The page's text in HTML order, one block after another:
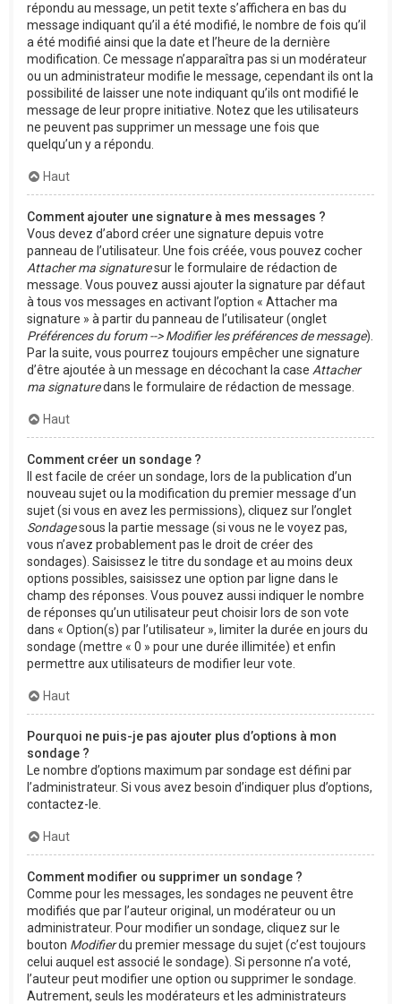
répondu au message, un petit texte s’affichera en bas du
message indiquant qu’il a été modifié, le nombre de fois qu’il
a été modifié ainsi que la date et l’heure de la dernière
modification. Ce message n’apparaîtra pas si un modérateur
ou un administrateur modifie le message, cependant ils ont la
possibilité de laisser une note indiquant qu’ils ont modifié le
message de leur propre initiative. Notez que les utilisateurs
ne peuvent pas supprimer un message une fois que
quelqu’un y a répondu.
Haut
Comment ajouter une signature à mes messages ?
Vous devez d’abord créer une signature depuis votre
panneau de l’utilisateur. Une fois créée, vous pouvez cocher
Attacher ma signaturesur le formulaire de rédaction de
message. Vous pouvez aussi ajouter la signature par défaut
à tous vos messages en activant l’option « Attacher ma
signature » à partir du panneau de l’utilisateur (onglet
Préférences du forum --> Modifier les préférences de message).
Par la suite, vous pourrez toujours empêcher une signature
d’être ajoutée à un message en décochant la case Attacher
ma signaturedans le formulaire de rédaction de message.
Haut
Comment créer un sondage ?
Il est facile de créer un sondage, lors de la publication d’un
nouveau sujet ou la modification du premier message d’un
sujet (si vous en avez les permissions), cliquez sur l’onglet
Sondagesous la partie message (si vous ne le voyez pas,
vous n’avez probablement pas le droit de créer des
sondages). Saisissez le titre du sondage et au moins deux
options possibles, saisissez une option par ligne dans le
champ des réponses. Vous pouvez aussi indiquer le nombre
de réponses qu’un utilisateur peut choisir lors de son vote
dans « Option(s) par l’utilisateur », limiter la durée en jours du
sondage (mettre « 0 » pour une durée illimitée) et enfin
permettre aux utilisateurs de modifier leur vote.
Haut
Pourquoi ne puis-je pas ajouter plus d’options à mon
sondage ?
Le nombre d’options maximum par sondage est défini par
l’administrateur. Si vous avez besoin d’indiquer plus d’options,
contactez-le.
Haut
Comment modifier ou supprimer un sondage ?
Comme pour les messages, les sondages ne peuvent être
modifiés que par l’auteur original, un modérateur ou un
administrateur. Pour modifier un sondage, cliquez sur le
bouton Modifierdu premier message du sujet (c’est toujours
celui auquel est associé le sondage). Si personne n’a voté,
l’auteur peut modifier une option ou supprimer le sondage.
Autrement, seuls les modérateurs et les administrateurs